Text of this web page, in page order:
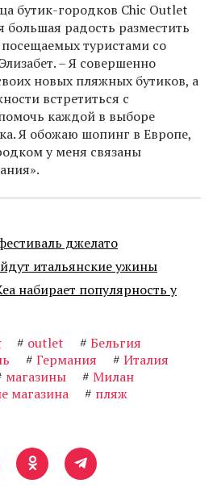
бутик-городков Chic Outlet
радость разместить
туристами со
– Я совершенно
новых пляжных бутиков, а
встретиться с
каждой в выборе
Я обожаю шопинг в Европе,
у меня связаны
джелато
итальянские ужины
набирает популярность у
# outlet # Бельгия
# Германия # Италия
магазины # Милан
магазина # пляж